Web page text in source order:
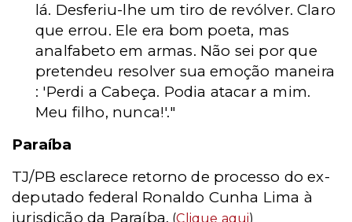
lá. Desferiu-lhe um tiro de revólver. Claro
que errou. Ele era bom poeta, mas
analfabeto em armas. Não sei por que
pretendeu resolver sua emoção maneira
: 'Perdi a Cabeça. Podia atacar a mim.
Meu filho, nunca!'."
Paraíba
TJ/PB esclarece retorno de processo do ex-
deputado federal Ronaldo Cunha Lima à
jurisdição da Paraíba. (Clique aqui)